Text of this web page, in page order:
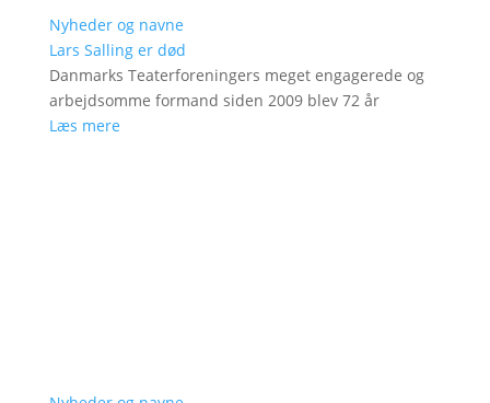
Nyheder og navne
Lars Salling er død
Danmarks Teaterforeningers meget engagerede og
arbejdsomme formand siden 2009 blev 72 år
Læs mere